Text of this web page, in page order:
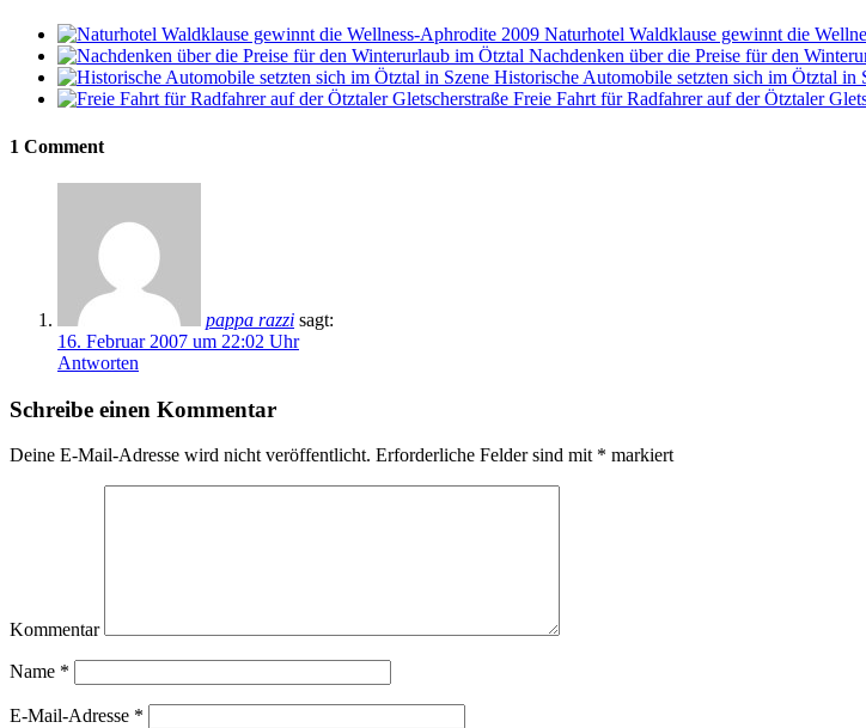
Naturhotel Waldklause gewinnt die
Nachdenken über die Preise für den
Historische Automobile setzten sich im Ötztal in
Freie Fahrt für Radfahrer auf der Ötztaler
1 Comment
pappa razzi sagt:
16. Februar 2007 um 22:02 Uhr
Antworten
Schreibe einen Kommentar
Deine E-Mail-Adresse wird nicht veröffentlicht. Erforderliche Felder sind mit * markiert
Kommentar
Name *
E-Mail-Adresse *